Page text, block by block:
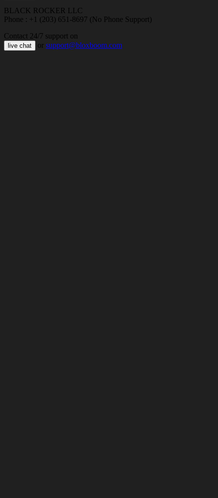
BLACK ROCKER LLC
Phone : +1 (203) 651-8697 (No Phone Support)
Contact 24/7 support on
live chat or support@bloxboom.com